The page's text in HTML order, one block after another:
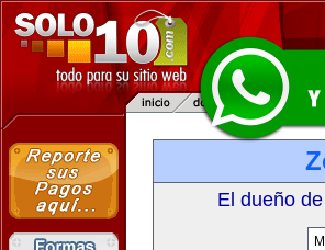
El dueño